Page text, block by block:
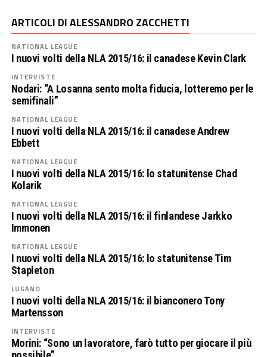
ARTICOLI DI ALESSANDRO ZACCHETTI
NATIONAL LEAGUE
I nuovi volti della NLA 2015/16: il canadese Kevin Clark
INTERVISTE
Nodari: “A Losanna sento molta fiducia, lotteremo per le
semifinali”
NATIONAL LEAGUE
I nuovi volti della NLA 2015/16: il canadese Andrew
Ebbett
NATIONAL LEAGUE
I nuovi volti della NLA 2015/16: lo statunitense Chad
Kolarik
NATIONAL LEAGUE
I nuovi volti della NLA 2015/16: il finlandese Jarkko
Immonen
NATIONAL LEAGUE
I nuovi volti della NLA 2015/16: lo statunitense Tim
Stapleton
LUGANO
I nuovi volti della NLA 2015/16: il bianconero Tony
Martensson
INTERVISTE
Morini: “Sono un lavoratore, farò tutto per giocare il più